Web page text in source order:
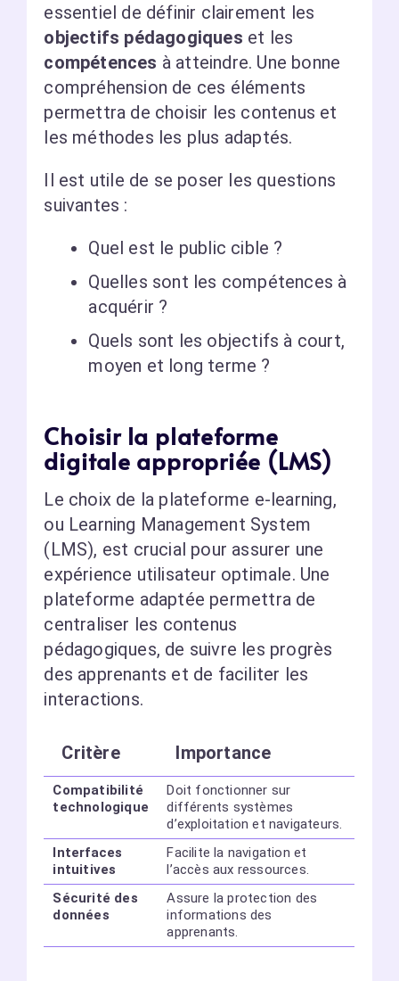
essentiel de définir clairement les
objectifs pédagogiques et les
compétences à atteindre. Une bonne
compréhension de ces éléments
permettra de choisir les contenus et
les méthodes les plus adaptés.
Il est utile de se poser les questions
suivantes :
Quel est le public cible ?
Quelles sont les compétences à
acquérir ?
Quels sont les objectifs à court,
moyen et long terme ?
Choisir la plateforme
digitale appropriée (LMS)
Le choix de la plateforme e-learning,
ou Learning Management System
(LMS), est crucial pour assurer une
expérience utilisateur optimale. Une
plateforme adaptée permettra de
centraliser les contenus
pédagogiques, de suivre les progrès
des apprenants et de faciliter les
interactions.
Critère Importance
Compatibilité
technologique
Doit fonctionner sur
différents systèmes
d’exploitation et navigateurs.
Interfaces
intuitives
Facilite la navigation et
l’accès aux ressources.
Sécurité des
données
Assure la protection des
informations des
apprenants.